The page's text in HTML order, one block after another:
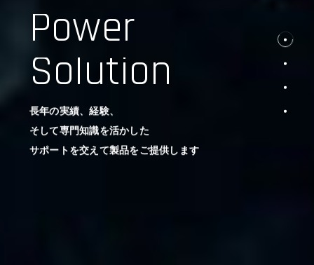
Power
Solution
長年の実績、経験、
そして専門知識を活かした
サポートを交えて製品をご提供します